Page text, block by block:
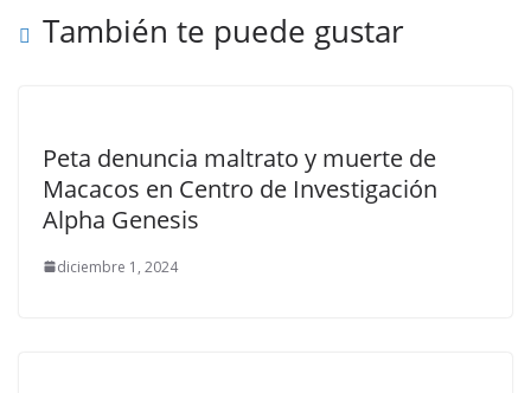
También te puede gustar
Peta denuncia maltrato y muerte de
Macacos en Centro de Investigación
Alpha Genesis
diciembre 1, 2024